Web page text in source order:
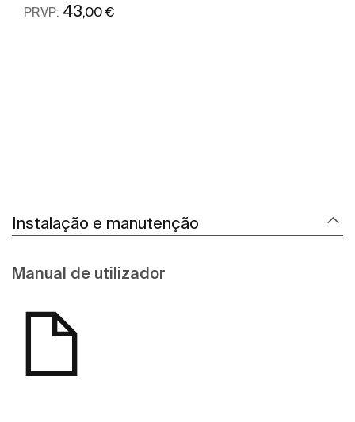
PRVP: 43 ,00 €
Instalação e manutenção
Manual de utilizador